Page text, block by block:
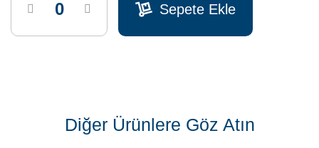
Sepete Ekle
Diğer Ürünlere Göz Atın